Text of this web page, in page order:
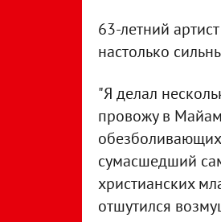
63-летний
настолько
"Я делал
провожу в
сумасшедший
христианских
отшутился